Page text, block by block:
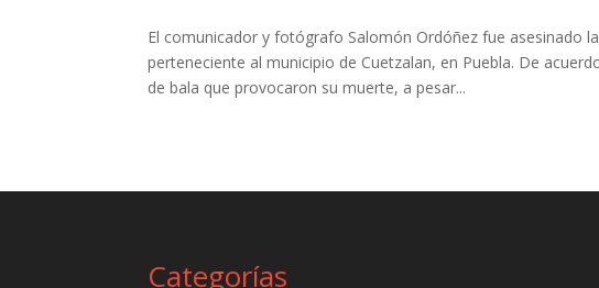
El comunicador y fotógrafo Salomón Ordóñez fue asesinado
perteneciente al municipio de Cuetzalan, en Puebla. De
de bala que provocaron su muerte, a pesar...
Categorías